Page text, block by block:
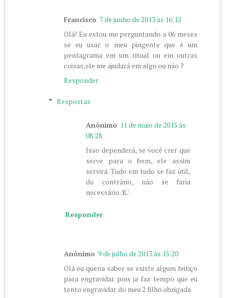
Francisco 7 de junho de 2013 às 16:12
Olá! Eu estou me perguntando a 06 meses
se eu usar o meu pingente que é um
pentagrama em um ritual ou em outras
coisas,ele me ajudará em algo ou não ?
Responder
Respostas
Anônimo 11 de maio de 2015 às
08:28
Isso dependerá, se você crer que
serve para o bem, ele assim
servirá. Tudo em tudo se faz útil,
do contrário, não se faria
necessário. K.'.
Responder
Anônimo 9 de julho de 2013 às 15:20
Olá eu queria saber se existe algum feitiço
para engravidar pois ja faz tempo que eu
tento engravidar do meu 2 filho.obrigada